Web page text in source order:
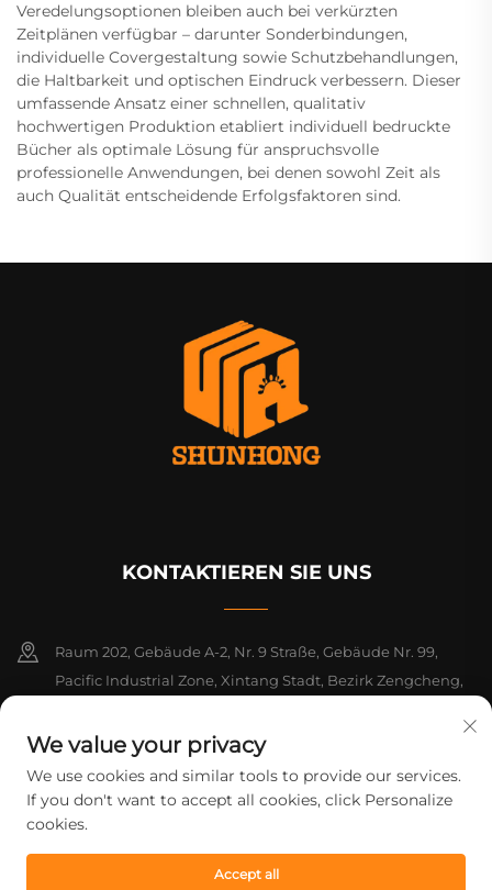
Veredelungsoptionen bleiben auch bei verkürzten
Zeitplänen verfügbar – darunter Sonderbindungen,
individuelle Covergestaltung sowie Schutzbehandlungen,
die Haltbarkeit und optischen Eindruck verbessern. Dieser
umfassende Ansatz einer schnellen, qualitativ
hochwertigen Produktion etabliert individuell bedruckte
Bücher als optimale Lösung für anspruchsvolle
professionelle Anwendungen, bei denen sowohl Zeit als
auch Qualität entscheidende Erfolgsfaktoren sind.
KONTAKTIEREN SIE UNS
Raum 202, Gebäude A-2, Nr. 9 Straße, Gebäude Nr. 99,
Pacific Industrial Zone, Xintang Stadt, Bezirk Zengcheng,
+86-18925142858
[email protected]
Urheberrecht © 2026 Guangzhou Shunhong Printing Co., Ltd. Alle
We value your privacy
We use cookies and similar tools to provide our services.
If you don't want to accept all cookies, click Personalize
cookies.
Accept all